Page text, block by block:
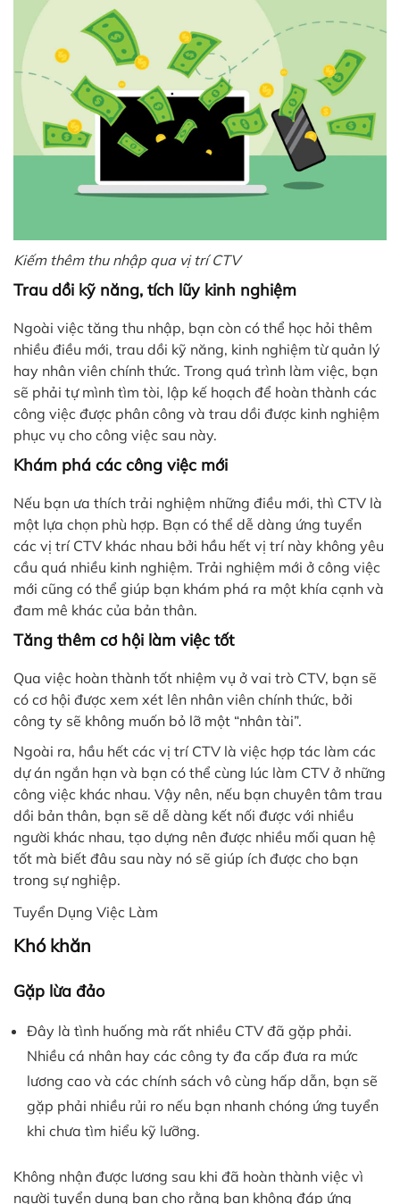
Kiếm thêm thu nhập qua vị trí CTV
Trau dồi kỹ năng, tích lũy kinh nghiệm
Ngoài việc tăng thu nhập, bạn còn có thể học hỏi thêm
nhiều điều mới, trau dồi kỹ năng, kinh nghiệm từ quản lý
hay nhân viên chính thức. Trong quá trình làm việc, bạn
sẽ phải tự mình tìm tòi, lập kế hoạch để hoàn thành các
công việc được phân công và trau dồi được kinh nghiệm
phục vụ cho công việc sau này.
Khám phá các công việc mới
Nếu bạn ưa thích trải nghiệm những điều mới, thì CTV là
một lựa chọn phù hợp. Bạn có thể dễ dàng ứng tuyển
các vị trí CTV khác nhau bởi hầu hết vị trí này không yêu
cầu quá nhiều kinh nghiệm. Trải nghiệm mới ở công việc
mới cũng có thể giúp bạn khám phá ra một khía cạnh và
đam mê khác của bản thân.
Tăng thêm cơ hội làm việc tốt
Qua việc hoàn thành tốt nhiệm vụ ở vai trò CTV, bạn sẽ
có cơ hội được xem xét lên nhân viên chính thức, bởi
công ty sẽ không muốn bỏ lỡ một “nhân tài”.
Ngoài ra, hầu hết các vị trí CTV là việc hợp tác làm các
dự án ngắn hạn và bạn có thể cùng lúc làm CTV ở những
công việc khác nhau. Vậy nên, nếu bạn chuyên tâm trau
dồi bản thân, bạn sẽ dễ dàng kết nối được với nhiều
người khác nhau, tạo dựng nên được nhiều mối quan hệ
tốt mà biết đâu sau này nó sẽ giúp ích được cho bạn
trong sự nghiệp.
Tuyển Dụng Việc Làm
Khó khăn
Gặp lừa đảo
Đây là tình huống mà rất nhiều CTV đã gặp phải.
Nhiều cá nhân hay các công ty đa cấp đưa ra mức
lương cao và các chính sách vô cùng hấp dẫn, bạn sẽ
gặp phải nhiều rủi ro nếu bạn nhanh chóng ứng tuyển
khi chưa tìm hiểu kỹ lưỡng.
Không nhận được lương sau khi đã hoàn thành việc vì
người tuyển dụng bạn cho rằng bạn không đáp ứng